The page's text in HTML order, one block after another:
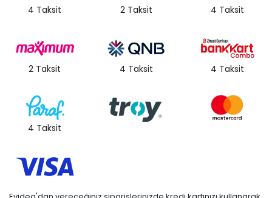
4 Taksit 2 Taksit 4 Taksit
2 Taksit 4 Taksit 4 Taksit
4 Taksit